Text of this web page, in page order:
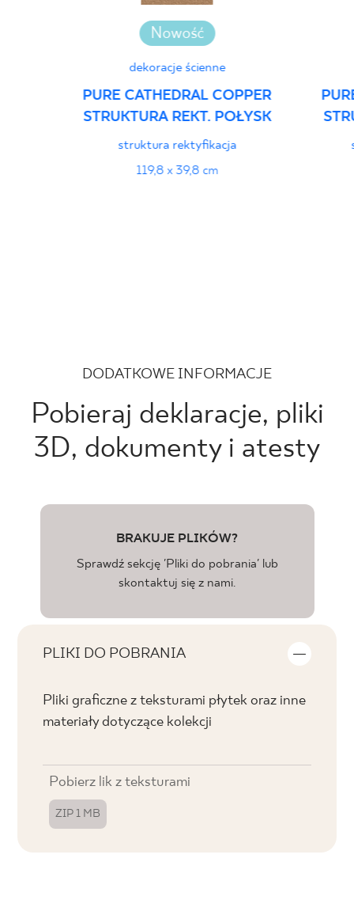
Nowość
dekoracje ścienne
PURE CATHEDRAL COPPER
STRUKTURA REKT. POŁYSK
struktura rektyfikacja
119,8 x 39,8 cm
DODATKOWE INFORMACJE
Pobieraj deklaracje, pliki
3D, dokumenty i atesty
BRAKUJE PLIKÓW?
Sprawdź sekcję 'Pliki do pobrania' lub
skontaktuj się z nami.
PLIKI DO POBRANIA
Pliki graficzne z teksturami płytek oraz inne
materiały dotyczące kolekcji
Pobierz lik z teksturami
ZIP 1 MB